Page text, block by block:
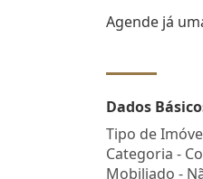
Agende já
Dados
Tipo de
Categoria -
Mobiliado -